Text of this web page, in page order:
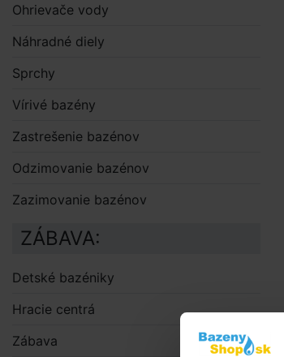
Ohrievače vody
Náhradné diely
Sprchy
Vírivé bazény
Zastrešenie bazénov
Odzimovanie bazénov
Zazimovanie bazénov
ZÁBAVA:
Detské bazéniky
Hracie centrá
Zábava